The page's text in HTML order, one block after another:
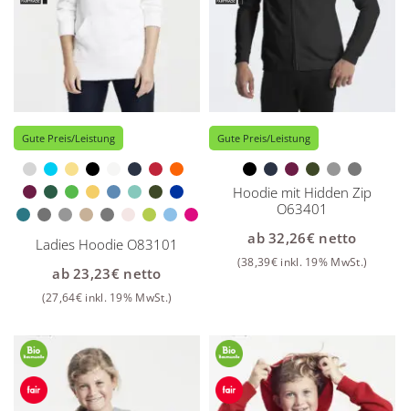
Gute Preis/Leistung
Ladies Hoodie O83101
ab23,23€netto
(27,64€ inkl. 19% MwSt.)
Gute Preis/Leistung
Hoodie mit Hidden Zip
O63401
ab32,26€netto
(38,39€ inkl. 19% MwSt.)